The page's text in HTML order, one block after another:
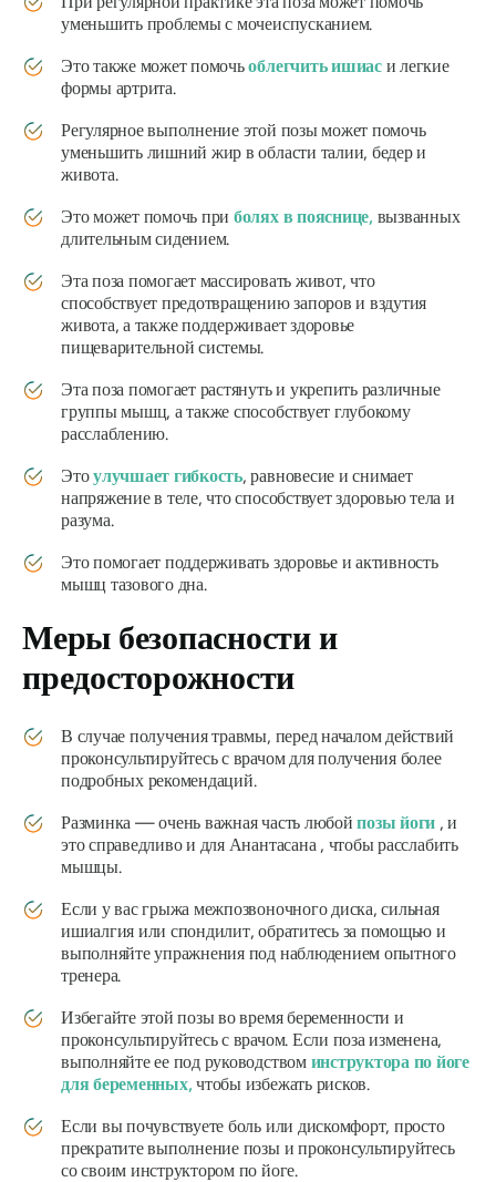
уменьшить проблемы с мочеиспусканием.
Это также может помочьоблегчить ишиаси легкие
формы артрита.
Регулярное выполнение этой позы может помочь
уменьшить лишний жир в области талии, бедер и
живота.
Это может помочь при болях в пояснице,вызванных
длительным сидением.
Эта поза помогает массировать живот, что
способствует предотвращению запоров и вздутия
живота, а также поддерживает здоровье
пищеварительной системы.
Эта поза помогает растянуть и укрепить различные
группы мышц, а также способствует глубокому
расслаблению.
Этоулучшает гибкость, равновесие и снимает
напряжение в теле, что способствует здоровью тела и
разума.
Это помогает поддерживать здоровье и активность
мышц тазового дна.
Меры безопасности и
предосторожности
В случае получения травмы, перед началом действий
проконсультируйтесь с врачом для получения более
подробных рекомендаций.
Разминка — очень важная часть любойпозы йоги , и
это справедливо и для Анантасана , чтобы расслабить
мышцы.
Если у вас грыжа межпозвоночного диска, сильная
ишиалгия или спондилит, обратитесь за помощью и
выполняйте упражнения под наблюдением опытного
тренера.
Избегайте этой позы во время беременности и
проконсультируйтесь с врачом. Если поза изменена,
выполняйте ее под руководством инструктора по йоге
для беременных,чтобы избежать рисков.
Если вы почувствуете боль или дискомфорт, просто
прекратите выполнение позы и проконсультируйтесь
со своим инструктором по йоге.